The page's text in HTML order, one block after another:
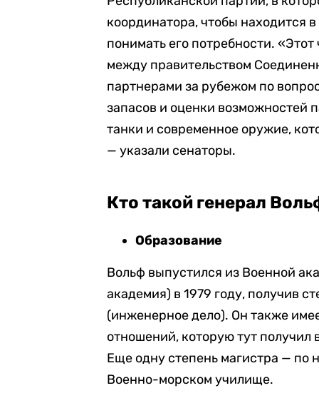
координатора, чтобы находится
понимать его потребности.
между правительством
партнерами за рубежом по
запасов и оценки возможностей
танки и современное оружие,
— указали сенаторы.
Кто такой генерал
Образование
Вольф выпустился из Военной
академия) в 1979 году, получив
(инженерное дело). Он также
отношений, которую тут
Еще одну степень магистра — по
Военно-морском училище.